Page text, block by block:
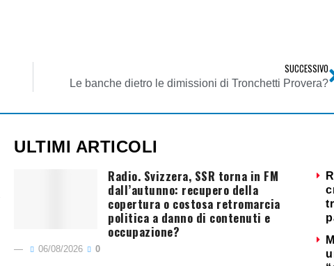
SUCCESSIVO
Le banche dietro le dimissioni di Tronchetti Provera?
ULTIMI ARTICOLI
Radio. Svizzera, SSR torna in FM
dall’autunno: recupero della
copertura o costosa retromarcia
politica a danno di contenuti e
occupazione?
06/08/2026 0